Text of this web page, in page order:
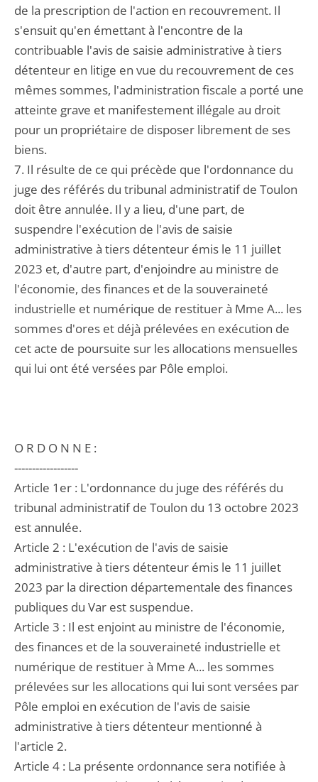
de la prescription de l'action en recouvrement. Il
s'ensuit qu'en émettant à l'encontre de la
contribuable l'avis de saisie administrative à tiers
détenteur en litige en vue du recouvrement de ces
mêmes sommes, l'administration fiscale a porté une
atteinte grave et manifestement illégale au droit
pour un propriétaire de disposer librement de ses
biens.
7. Il résulte de ce qui précède que l'ordonnance du
juge des référés du tribunal administratif de Toulon
doit être annulée. Il y a lieu, d'une part, de
suspendre l'exécution de l'avis de saisie
administrative à tiers détenteur émis le 11 juillet
2023 et, d'autre part, d'enjoindre au ministre de
l'économie, des finances et de la souveraineté
industrielle et numérique de restituer à Mme A... les
sommes d'ores et déjà prélevées en exécution de
cet acte de poursuite sur les allocations mensuelles
qui lui ont été versées par Pôle emploi.
O R D O N N E :
------------------
Article 1er : L'ordonnance du juge des référés du
tribunal administratif de Toulon du 13 octobre 2023
est annulée.
Article 2 : L'exécution de l'avis de saisie
administrative à tiers détenteur émis le 11 juillet
2023 par la direction départementale des finances
publiques du Var est suspendue.
Article 3 : Il est enjoint au ministre de l'économie,
des finances et de la souveraineté industrielle et
numérique de restituer à Mme A... les sommes
prélevées sur les allocations qui lui sont versées par
Pôle emploi en exécution de l'avis de saisie
administrative à tiers détenteur mentionné à
l'article 2.
Article 4 : La présente ordonnance sera notifiée à